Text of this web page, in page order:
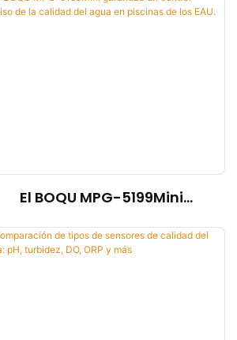
El BOQU MPG-5199Mini
de la calidad del agua en
piscinas de los EAU.